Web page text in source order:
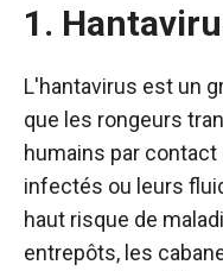
1.
L'hantavirus est un
que les rongeurs
humains par
infectés ou leurs
haut risque de
entrepôts, les